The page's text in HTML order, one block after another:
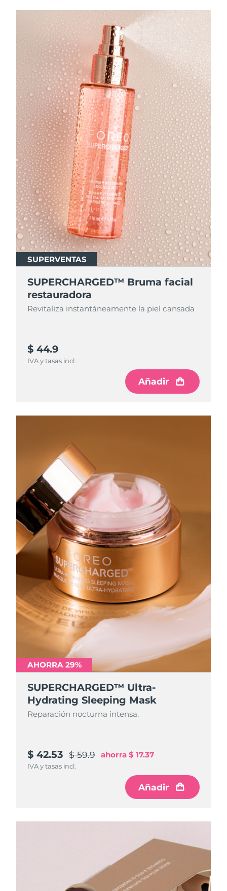
SUPERVENTAS
SUPERCHARGED™ Bruma facial
restauradora
Revitaliza instantáneamente la piel cansada
$ 44.9
IVA y tasas incl.
Añadir
AHORRA 29%
SUPERCHARGED™ Ultra-
Hydrating Sleeping Mask
Reparación nocturna intensa.
$ 42.53 $ 59.9 ahorra $ 17.37
IVA y tasas incl.
Añadir
Turquía Entrega prevista
Emiratos Árabes
Unidos
Entrega prevista 8/11/26
Reino Unido Entrega prevista8/10/26
Estados Unidos Entrega prevista8/11/26
Uzbekistán Entrega prevista8/15/26
Vietnam Entrega prevista8/16/26